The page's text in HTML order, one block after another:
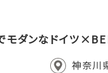
モダンなドイツ
神奈川